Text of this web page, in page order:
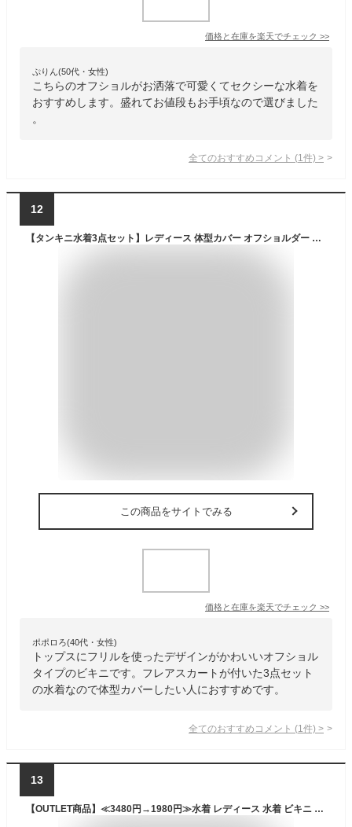
価格と在庫を楽天でチェック >>
ぷりん(50代・女性)
こちらのオフショルがお洒落で可愛くてセクシーな水着を
おすすめします。盛れてお値段もお手頃なので選びました
。
全てのおすすめコメント (1 件) >
12
【タンキニ水着3点セット】レディース 体型カバー オフショルダー フリル トップス ビキニ フレアスカート ハイウエスト 大きいサイズ 無地 小胸 盛れる お腹/太もも/お尻 露出控えめ 女子 ママ ぽっちゃり お洒落 セクシー 可愛い ナイトプール
この商品をサイトでみる
価格と在庫を楽天でチェック >>
ポポロろ(40代・女性)
トップスにフリルを使ったデザインがかわいいオフショル
タイプのビキニです。フレアスカートが付いた3点セット
の水着なので体型カバーしたい人におすすめです。
全てのおすすめコメント (1 件) >
13
【OUTLET商品】≪3480円→1980円≫水着 レディース 水着 ビキニ オフショルダー フレア水着 花柄 3点セット レースビキニ/S/M/L 通販 小胸 ビーチ トレンド オフショル セパレート mizugi リゾート ママ 女の子 袖付き 送料無料 体型カバー ワイヤービキニ ホルタータイプ